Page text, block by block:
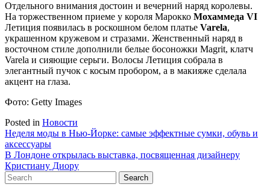
Отдельного внимания достоин и вечерний наряд королевы.
На торжественном приеме у короля Марокко Мохаммеда VI
Летиция появилась в роскошном белом платье Varela,
украшенном кружевом и стразами. Женственный наряд в
восточном стиле дополнили белые босоножки Magrit, клатч
Varela и сияющие серьги. Волосы Летиция собрала в
элегантный пучок с косым пробором, а в макияже сделала
акцент на глаза.
Фото: Getty Images
Posted in Новости
Навигация
по
записям
Неделя моды в Нью-Йорке: самые эффектные сумки, обувь и
аксессуары
В Лондоне открылась выставка, посвященная дизайнеру
Кристиану Диору
Search
for: